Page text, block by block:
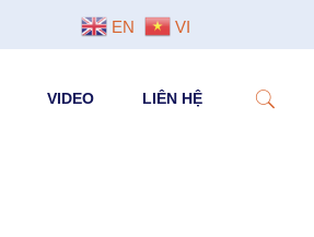
VIDEO LIÊN HỆ
EN VI